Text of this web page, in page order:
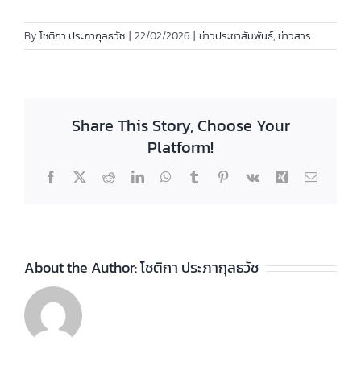
By โชติกา ประภากุลธวัช | 22/02/2026 | ข่าวประชาสัมพันธ์, ข่าวสาร
Share This Story, Choose Your
Platform!
Facebook
X RedditLinkedInWhatsApp
TumblrPinterest
Vk Xing Email
About the Author:โชติกา ประภากุลธวัช